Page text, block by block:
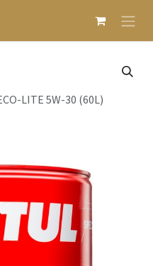
LITE 5W-30 (60L)